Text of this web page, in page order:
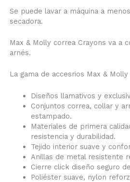
Se puede lavar a máquina a
secadora.
Max & Molly correa Crayons va a
arnés.
La gama de accesrios Max &
Diseños llamativos y
Conjuntos correa, collar y
estampado.
Materiales de primera
resistencia y durabilidad.
Tejido interior suave y
Anillas de metal resistente
Cierre click diseño seguro
Poliéster suave, nylon